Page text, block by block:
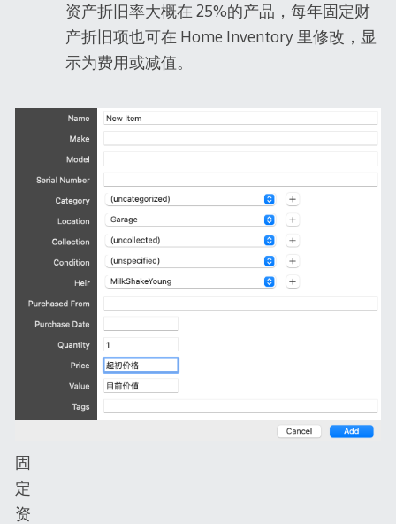
资产折旧率大概在 25%的产品，每年固定财
产折旧项也可在 Home Inventory 里修改，显
示为费用或减值。
固
定
资